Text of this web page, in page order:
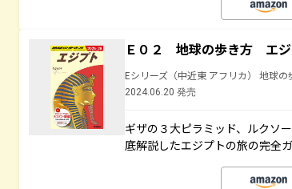
Ｅ０２ 地球の歩き方 エ
Eシリーズ（中近東 アフリカ） 地球の
2024.06.20 発売
ギザの３大ピラミッド、ルクソ
底解説したエジプトの旅の完全ガ